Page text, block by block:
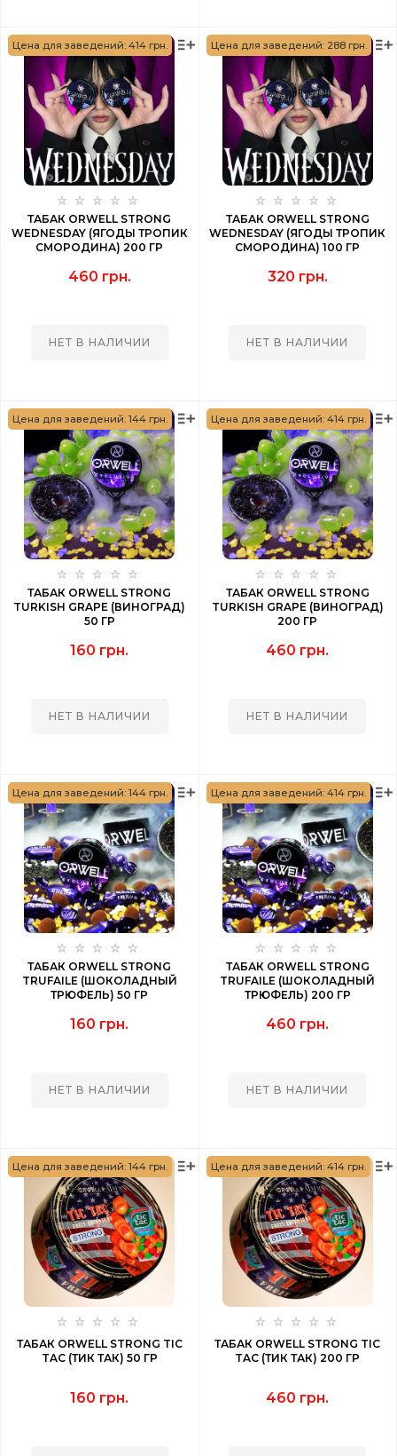
Цена для заведений: 414 грн.
ТАБАК ORWELL STRONG
WEDNESDAY (ЯГОДЫ ТРОПИК
СМОРОДИНА) 200 ГР
460 грн.
НЕТ В НАЛИЧИИ
Цена для заведений: 288 грн.
ТАБАК ORWELL STRONG
WEDNESDAY (ЯГОДЫ ТРОПИК
СМОРОДИНА) 100 ГР
320 грн.
НЕТ В НАЛИЧИИ
Цена для заведений: 144 грн.
ТАБАК ORWELL STRONG
TURKISH GRAPE (ВИНОГРАД)
50 ГР
160 грн.
НЕТ В НАЛИЧИИ
Цена для заведений: 414 грн.
ТАБАК ORWELL STRONG
TURKISH GRAPE (ВИНОГРАД)
200 ГР
460 грн.
НЕТ В НАЛИЧИИ
Цена для заведений: 144 грн.
ТАБАК ORWELL STRONG
TRUFAILE (ШОКОЛАДНЫЙ
ТРЮФЕЛЬ) 50 ГР
160 грн.
НЕТ В НАЛИЧИИ
Цена для заведений: 414 грн.
ТАБАК ORWELL STRONG
TRUFAILE (ШОКОЛАДНЫЙ
ТРЮФЕЛЬ) 200 ГР
460 грн.
НЕТ В НАЛИЧИИ
Цена для заведений: 144 грн.
ТАБАК ORWELL STRONG TIC
TAC (ТИК ТАК) 50 ГР
160 грн.
Цена для заведений: 414 грн.
ТАБАК ORWELL STRONG TIC
TAC (ТИК ТАК) 200 ГР
460 грн.